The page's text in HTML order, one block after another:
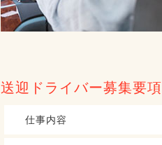
送迎ドライバー募集要項
仕事内容